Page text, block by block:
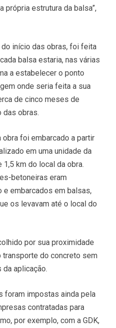
própria estrutura da balsa”,
início das obras, foi feita
balsa estaria, nas várias
a estabelecer o ponto
onde seria feita a sua
de cinco meses de
das obras.
foi embarcado a partir
em uma unidade da
1,5 km do local da obra.
betoneiras eram
embarcados em balsas,
os levavam até o local do
por sua proximidade
transporte do concreto sem
aplicação.
foram impostas ainda pela
contratadas para
por exemplo, com a GDK,